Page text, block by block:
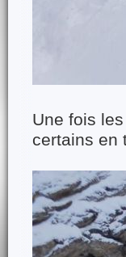
Une fois
certains en